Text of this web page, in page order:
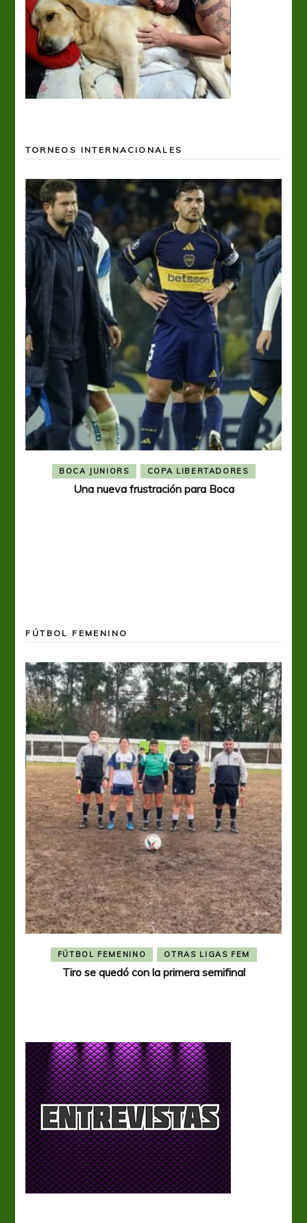
TORNEOS INTERNACIONALES
BOCA JUNIORS COPA LIBERTADORES
Una nueva frustración para Boca
FÚTBOL FEMENINO
FÚTBOL FEMENINO OTRAS LIGAS FEM
Tiro se quedó con la primera semifinal